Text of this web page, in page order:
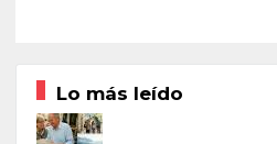
Lo más leído